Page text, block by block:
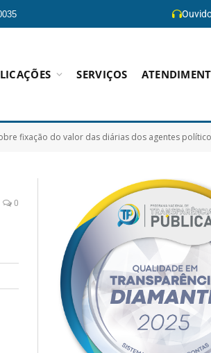
SERVIÇOS
políticos e dos servidores do Município, para as viagens a serviço fora do domicílio, e
0